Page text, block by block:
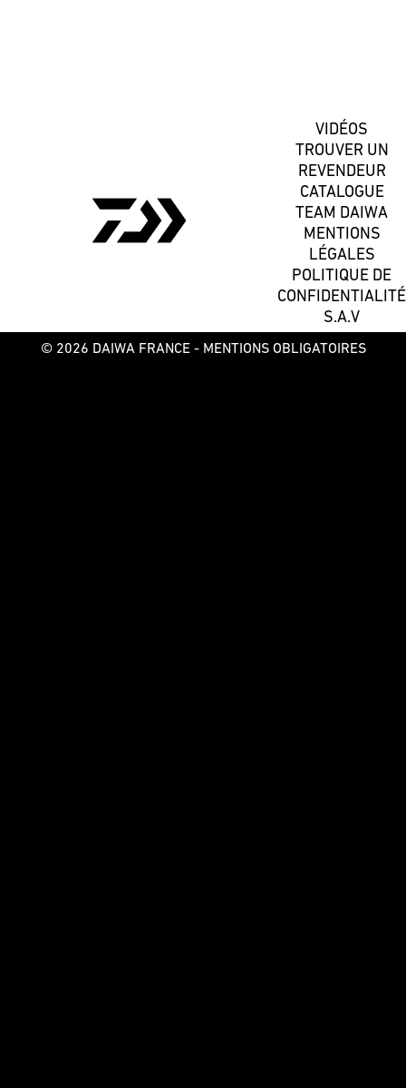
VIDÉOS
TROUVER UN
REVENDEUR
CATALOGUE
TEAM DAIWA
MENTIONS
LÉGALES
POLITIQUE DE
CONFIDENTIALITÉ
S.A.V
© 2026 DAIWA FRANCE - MENTIONS OBLIGATOIRES